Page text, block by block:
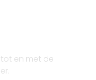
en met de